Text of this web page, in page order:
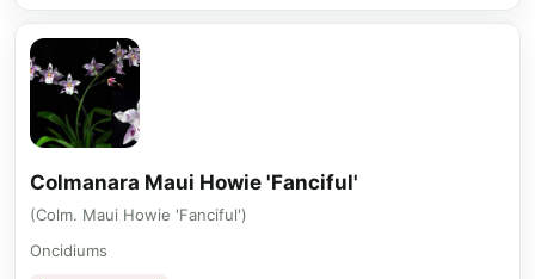
Colmanara Maui Howie 'Fanciful'
(Colm. Maui Howie 'Fanciful')
Oncidiums